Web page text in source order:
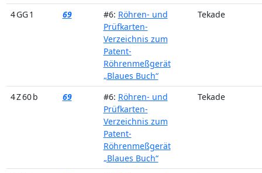
4 GG 1 69 #6: Röhren- und
Prüfkarten-
Verzeichnis zum
Patent-
Röhrenmeßgerät
„Blaues Buch“
Tekade
4 Z 60 b 69 #6: Röhren- und
Prüfkarten-
Verzeichnis zum
Patent-
Röhrenmeßgerät
„Blaues Buch“
Tekade